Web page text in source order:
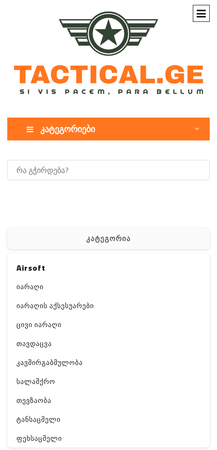
კატეგორიები
კატეგორია
Airsoft
იარაღი
იარაღის აქსესუარები
ცივი იარაღი
თავდაცვა
კავშირგაბმულობა
სალაშქრო
თევზაობა
ტანსაცმელი
ფეხსაცმელი